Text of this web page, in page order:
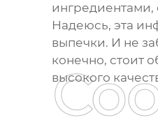
ингредиентами,
Надеюсь, эта
выпечки. И не
конечно, стоит
высокого